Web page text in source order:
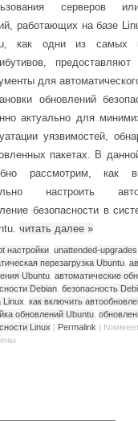
серверов
работающих на базе
как одни из самых
предоставляют
для
обновлений
актуально для
уязвимостей,
пакетах. В
рассмотрим, как
настроить
безопасности в
читать далее »
настройки unattended-upgrades
перезагрузка Ubuntu
Ubuntu автоматические
Debian безопасность
Linux как включить
обновлений Ubuntu
Linux | Permalink |